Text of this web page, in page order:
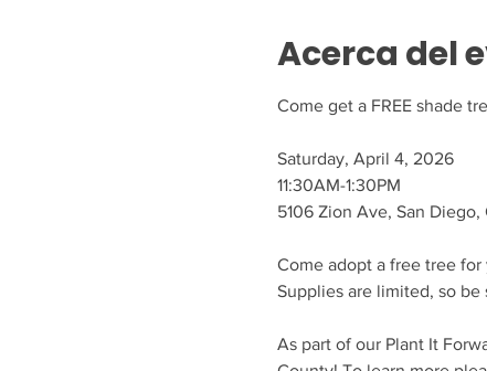
Acerca del
Come get a FREE shade
Saturday, April 4, 2026
11:30AM-1:30PM
5106 Zion Ave, San Diego,
Come adopt a free tree
Supplies are limited, so be
As part of our Plant It